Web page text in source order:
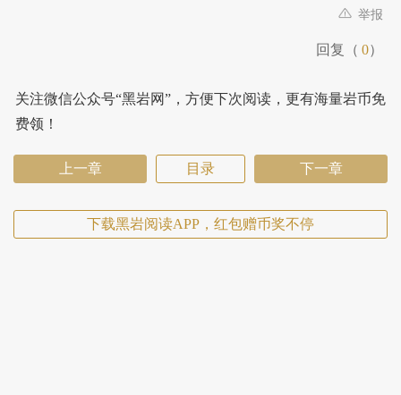
举报
回复（ 0）
关注微信公众号“黑岩网”，方便下次阅读，更有海量岩币免
费领！
上一章 目录 下一章
下载黑岩阅读APP，红包赠币奖不停